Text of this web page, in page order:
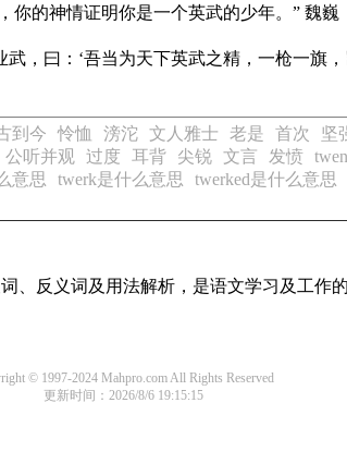
你的神情证明你是一个英武的少年。” 魏巍
武，曰：‘吾当为天下英武之精，一枪一旗
到今 怜恤 滂沱 文人雅士 老是 首次 坚
公听并观 过度 耳背 尖锐 文言 发愤
意思 twerk是什么意思 twerked是什么意思
、反义词及用法解析，是语文学习及工作的
© 1997-2024 Mahpro.com All Rights Reserved
更新时间：2026/8/6 19:15:15